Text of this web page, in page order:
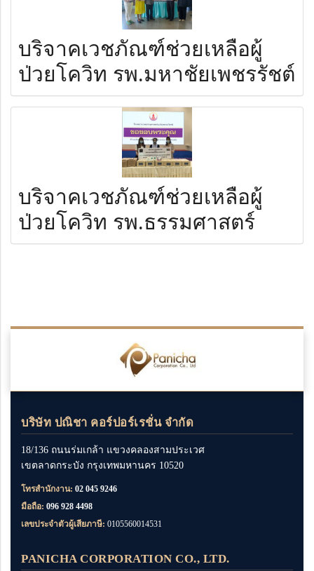
บริจาคเวชภัณฑ์ช่วยเหลือผู้
ป่วยโควิท รพ.มหาชัยเพชรรัชต์
บริจาคเวชภัณฑ์ช่วยเหลือผู้
ป่วยโควิท รพ.ธรรมศาสตร์
บริษัท ปณิชา คอร์ปอร์เรชั่น จำกัด
18/136 ถนนร่มเกล้า แขวงคลองสามประเวศ
เขตลาดกระบัง กรุงเทพมหานคร 10520
โทรสำนักงาน: 02 045 9246
มือถือ: 096 928 4498
เลขประจำตัวผู้เสียภาษี: 0105560014531
PANICHA CORPORATION CO., LTD.